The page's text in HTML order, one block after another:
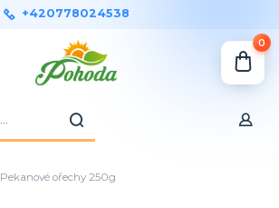
+420778024538
0
Pekanové ořechy 250g